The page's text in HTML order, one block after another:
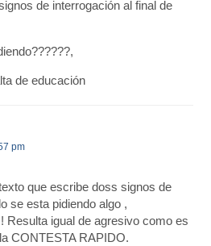
de interrogación al final de
de educación
pm
que escribe doss signos de
se esta pidiendo algo ,
Resulta igual de agresivo como es
CONTESTA RAPIDO.